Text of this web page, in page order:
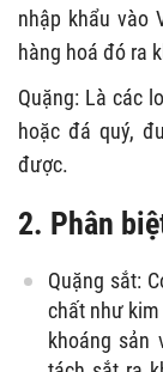
nhập khẩu vào
hàng hoá đó ra
Quặng: Là các
hoặc đá quý,
được.
2. Phân
Quặng sắt:
chất như
khoáng sản